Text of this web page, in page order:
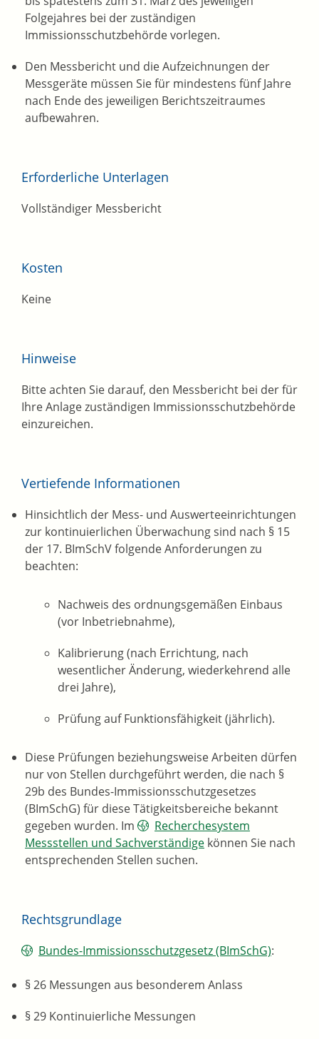
Folgejahres bei der zuständigen
Immissionsschutzbehörde vorlegen.
Den Messbericht und die Aufzeichnungen der
Messgeräte müssen Sie für mindestens fünf Jahre
nach Ende des jeweiligen Berichtszeitraumes
aufbewahren.
Erforderliche Unterlagen
Vollständiger Messbericht
Kosten
Keine
Hinweise
Bitte achten Sie darauf, den Messbericht bei der für
Ihre Anlage zuständigen Immissionsschutzbehörde
einzureichen.
Vertiefende Informationen
Hinsichtlich der Mess- und Auswerteeinrichtungen
zur kontinuierlichen Überwachung sind nach § 15
der 17. BImSchV folgende Anforderungen zu
beachten:
Nachweis des ordnungsgemäßen Einbaus
(vor Inbetriebnahme),
Kalibrierung (nach Errichtung, nach
wesentlicher Änderung, wiederkehrend alle
drei Jahre),
Prüfung auf Funktionsfähigkeit (jährlich).
Diese Prüfungen beziehungsweise Arbeiten dürfen
nur von Stellen durchgeführt werden, die nach §
29b des Bundes-Immissionsschutzgesetzes
(BImSchG) für diese Tätigkeitsbereiche bekannt
gegeben wurden. Im
Recherchesystem
Messstellen und Sachverständige können Sie nach
entsprechenden Stellen suchen.
Rechtsgrundlage
Bundes-Immissionsschutzgesetz (BImSchG):
§ 26 Messungen aus besonderem Anlass
§ 29 Kontinuierliche Messungen